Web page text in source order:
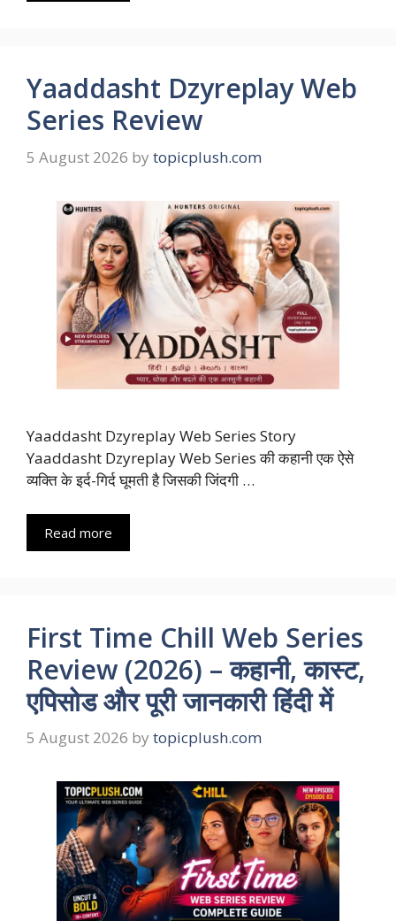
Yaaddasht Dzyreplay Web
Series Review
5 August 2026 by topicplush.com
Yaaddasht Dzyreplay Web Series Story
Yaaddasht Dzyreplay Web Series की कहानी एक ऐसे
व्यक्ति के इर्द-गिर्द घूमती है जिसकी जिंदगी …
Read more
First Time Chill Web Series
Review (2026) – कहानी, कास्ट,
एपिसोड और पूरी जानकारी हिंदी में
5 August 2026 by topicplush.com